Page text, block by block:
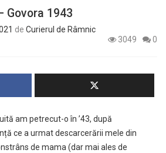
Govora 1943
de Curierul de Râmnic
3049
0
am petrecut-o în ’43, după
ce a urmat descarcerării mele din
de mama (dar mai ales de